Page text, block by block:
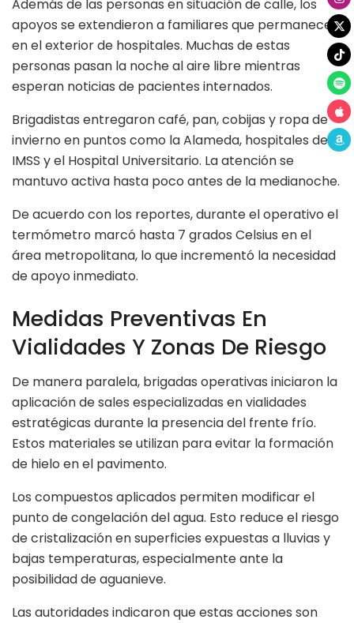
Además de las personas en situación de calle, los
apoyos se extendieron a familiares que permanecen
en el exterior de hospitales. Muchas de estas
personas pasan la noche al aire libre mientras
esperan noticias de pacientes internados.
Brigadistas entregaron café, pan, cobijas y ropa de
invierno en puntos como la Alameda, hospitales del
IMSS y el Hospital Universitario. La atención se
mantuvo activa hasta poco antes de la medianoche.
De acuerdo con los reportes, durante el operativo el
termómetro marcó hasta 7 grados Celsius en el
área metropolitana, lo que incrementó la necesidad
de apoyo inmediato.
Medidas Preventivas En
Vialidades Y Zonas De Riesgo
De manera paralela, brigadas operativas iniciaron la
aplicación de sales especializadas en vialidades
estratégicas durante la presencia del frente frío.
Estos materiales se utilizan para evitar la formación
de hielo en el pavimento.
Los compuestos aplicados permiten modificar el
punto de congelación del agua. Esto reduce el riesgo
de cristalización en superficies expuestas a lluvias y
bajas temperaturas, especialmente ante la
posibilidad de aguanieve.
Las autoridades indicaron que estas acciones son